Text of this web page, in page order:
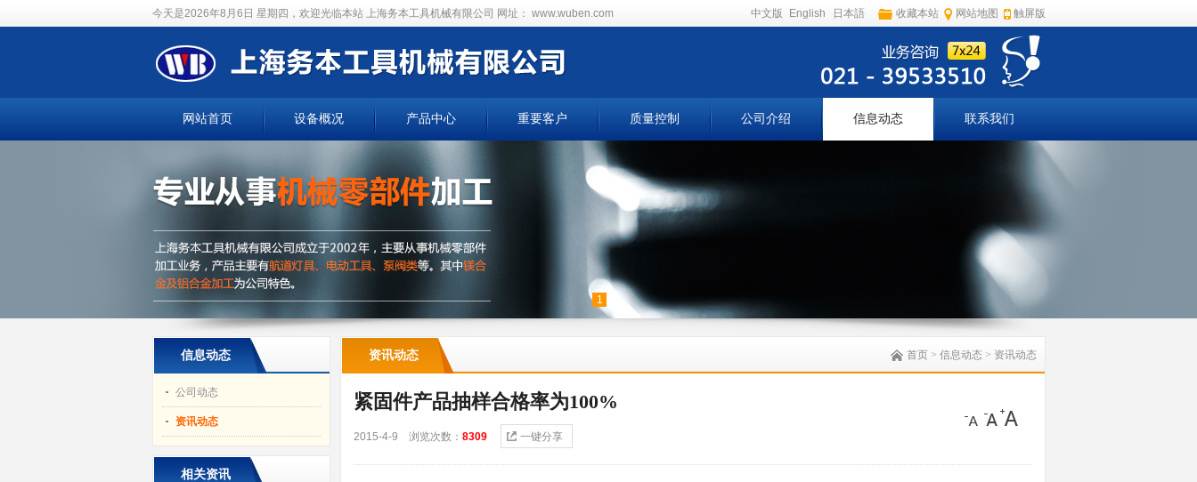
今天是2026年8月6日 星期四，欢迎光临本站 上海务本工具机械有限公司 网址： www.wuben.com 中文版 English 日本語 收藏本站 网站地图 触屏版
网站首页 设备概况 产品中心 重要客户 质量控制 公司介绍 信息动态 联系我们
1
首页> 信息动态 > 资讯动态
信息动态
公司动态
资讯动态
相关资讯
资讯动态
紧固件产品抽样合格率为100%
2015-4-9 浏览次数： 8309 一键分享